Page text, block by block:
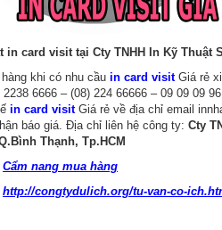
in card visit tại Cty TNHH In Kỹ Thuật
khi có nhu cầu in card visitGiá rẻ
2238 6666 – (08) 224 66666 – 09 09 09
in card visitGiá rẻ về địa chỉ email
báo giá. Địa chỉ liên hệ công ty: Cty
Thạnh, Tp.HCM
Cẩm nang mua hàng
http://congtydulich.org/tu-van-co-